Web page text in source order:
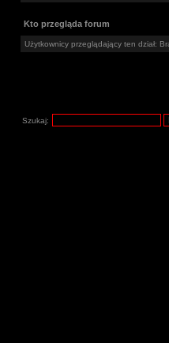
Kto przegląda forum
Użytkownicy przeglądający ten dział:
Szukaj: